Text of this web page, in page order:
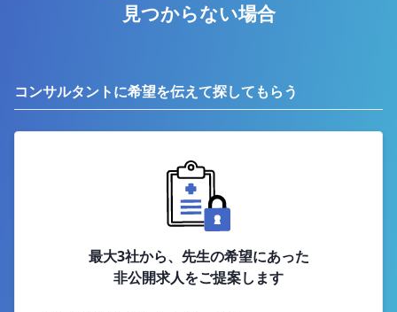
見つからない場合
コンサルタントに希望を伝えて探してもらう
最大3社から、先生の希望にあった
非公開求人をご提案します